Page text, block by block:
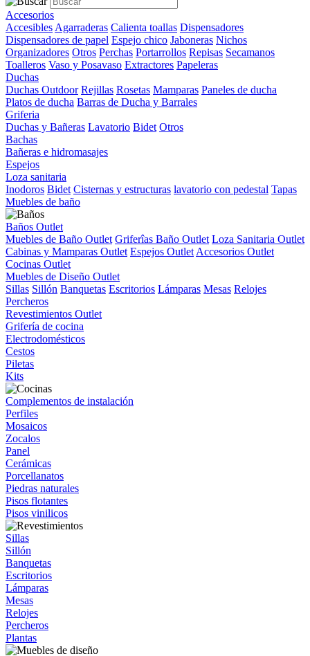
Accesorios
Accesibles Agarraderas Calienta toallas Dispensadores
Dispensadores de papel Espejo chico Jaboneras Nichos
Organizadores Otros Perchas Portarrollos Repisas Secamanos
Toalleros Vaso y Posavaso Extractores Papeleras
Duchas
Duchas Outdoor Rejillas Rosetas Mamparas Paneles de ducha
Platos de ducha Barras de Ducha y Barrales
Griferia
Duchas y Bañeras Lavatorio Bidet Otros
Bachas
Bañeras e hidromasajes
Espejos
Loza sanitaria
Inodoros Bidet Cisternas y estructuras lavatorio con pedestal Tapas
Muebles de baño
Baños Outlet
Muebles de Baño Outlet Griferîas Baño Outlet Loza Sanitaria Outlet
Cabinas y Mamparas Outlet Espejos Outlet Accesorios Outlet
Cocinas Outlet
Muebles de Diseño Outlet
Sillas Sillón Banquetas Escritorios Lámparas Mesas Relojes
Percheros
Revestimientos Outlet
Grifería de cocina
Electrodomésticos
Cestos
Piletas
Kits
Complementos de instalación
Perfiles
Mosaicos
Zocalos
Panel
Cerámicas
Porcellanatos
Piedras naturales
Pisos flotantes
Pisos vinilicos
Sillas
Sillón
Banquetas
Escritorios
Lámparas
Mesas
Relojes
Percheros
Plantas